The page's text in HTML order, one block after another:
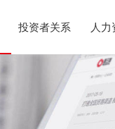
投资者关系 人力